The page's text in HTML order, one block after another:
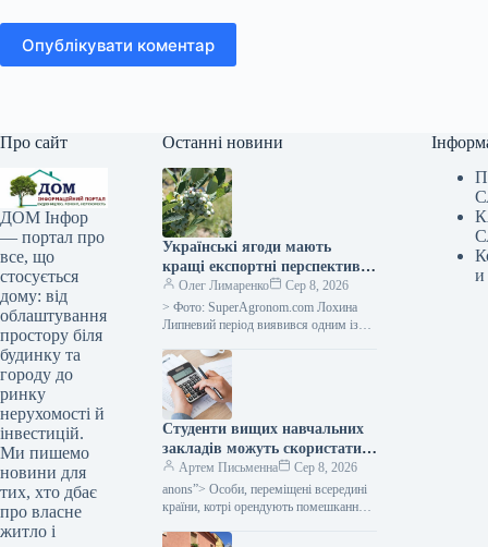
Опублікувати коментар
Про сайт
ДОМ Інфор
— портал про
все, що
стосується
дому: від
облаштування
простору біля
будинку та
городу до
ринку
нерухомості й
інвестицій.
Ми пишемо
новини для
тих, хто дбає
про власне
житло і
Останні новини
Українські ягоди мають
кращі експортні перспективи,
однак слід зважати на
оновлені нормативні вимоги
— SuperAgronom.com
Олег Лимаренко
Сер 8, 2026
> Фото: SuperAgronom.com Лохина
Липневий період виявився одним із
України, що спеціалізується на
вирощуванні ягід. Саме…
Студенти вищих навчальних
закладів можуть скористатися
податковою знижкою на
оренду помешкання: які
вимоги слід дотриматися —
Артем Письменна
Сер 8, 2026
anons”> Особи, переміщені всередині
країни, котрі орендують помешкання,
пільгу та отримати назад частину
и